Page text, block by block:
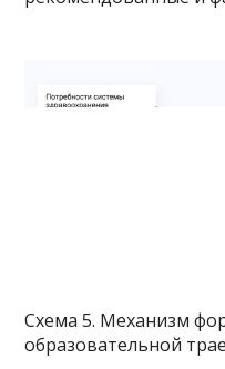
Схема 5. Механизм
образовательной